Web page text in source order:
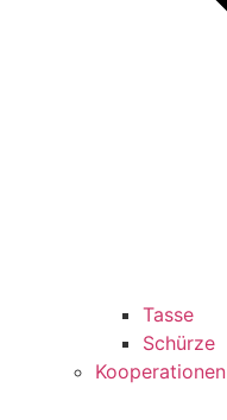
Tasse
Schürze
Kooperationen